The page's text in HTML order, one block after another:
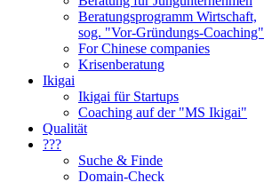
Beratungsprogramm Wirtschaft,
sog. "Vor-Gründungs-Coaching"
For Chinese companies
Krisenberatung
Ikigai
Ikigai für Startups
Coaching auf der "MS Ikigai"
Qualität
???
Suche & Finde
Domain-Check